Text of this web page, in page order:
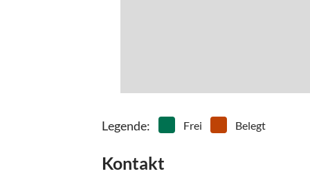
Legende: Frei Belegt
Kontakt